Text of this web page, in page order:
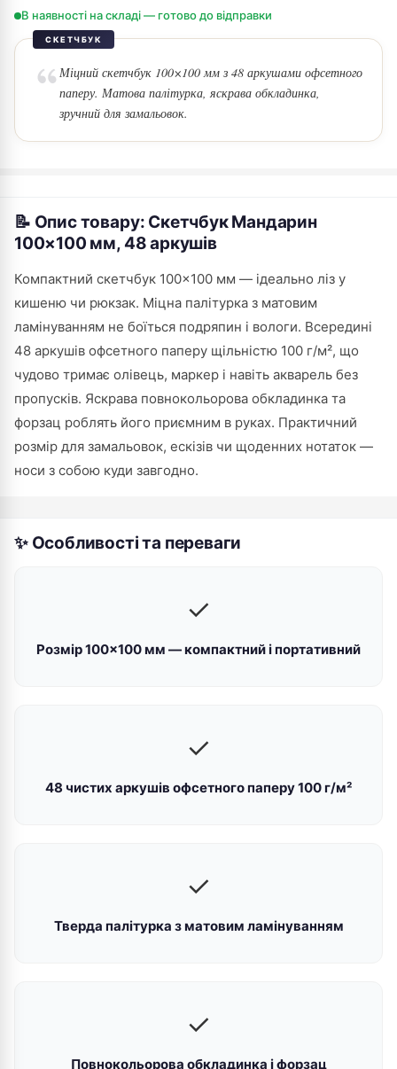
В наявності на складі — готово до відправки
СКЕТЧБУК
Міцний скетчбук 100×100 мм з 48 аркушами офсетного
паперу. Матова палітурка, яскрава обкладинка,
зручний для замальовок.
📝 Опис товару: Скетчбук Мандарин
100×100 мм, 48 аркушів
Компактний скетчбук 100×100 мм — ідеально ліз у
кишеню чи рюкзак. Міцна палітурка з матовим
ламінуванням не боїться подряпин і вологи. Всередині
48 аркушів офсетного паперу щільністю 100 г/м², що
чудово тримає олівець, маркер і навіть акварель без
пропусків. Яскрава повнокольорова обкладинка та
форзац роблять його приємним в руках. Практичний
розмір для замальовок, ескізів чи щоденних нотаток —
носи з собою куди завгодно.
✨ Особливості та переваги
✓
Розмір 100×100 мм — компактний і портативний
✓
48 чистих аркушів офсетного паперу 100 г/м²
✓
Тверда палітурка з матовим ламінуванням
✓
Повнокольорова обкладинка і форзац